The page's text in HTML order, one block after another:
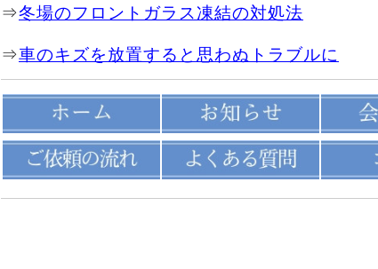
⇒冬場のフロントガラス凍結の対処法
⇒車のキズを放置すると思わぬトラブルに